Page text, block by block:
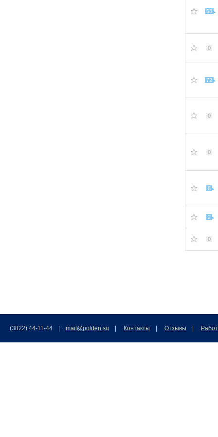
58
0
72
0
0
8
2
0
(3822) 44-11-44 | mail@polden.su Контакты Отзывы